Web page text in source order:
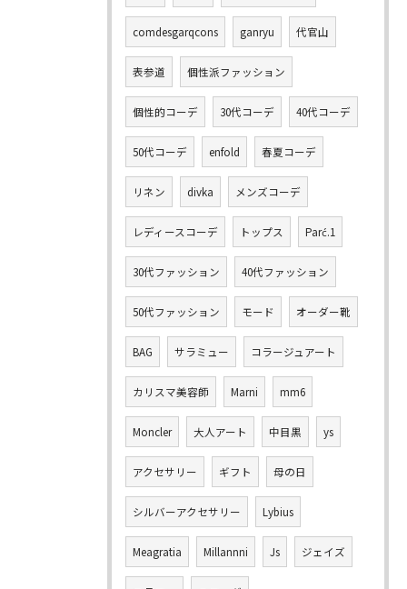
comdesgarqcons ganryu 代官山
表参道 個性派ファッション
個性的コーデ 30代コーデ 40代コーデ
50代コーデ enfold 春夏コーデ
リネン divka メンズコーデ
レディースコーデ トップス Parć.1
30代ファッション 40代ファッション
50代ファッション モード オーダー靴
BAG サラミュー コラージュアート
カリスマ美容師 Marni mm6
Moncler 大人アート 中目黒 ys
アクセサリー ギフト 母の日
シルバーアクセサリー Lybius
Meagratia Millannni Js ジェイズ